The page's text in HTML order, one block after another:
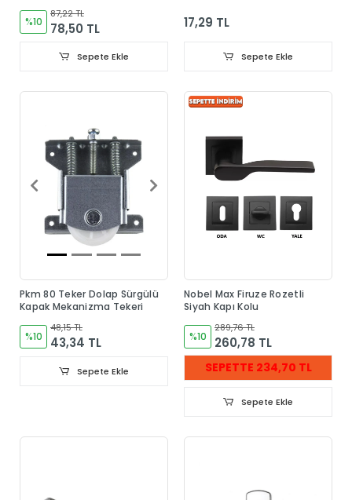
%10
87,22 TL
78,50 TL
Sepete Ekle
17,29 TL
Sepete Ekle
Pkm 80 Teker Dolap Sürgülü
Kapak Mekanizma Tekeri
%10
48,15 TL
43,34 TL
Sepete Ekle
Nobel Max Firuze Rozetli
Siyah Kapı Kolu
%10
289,76 TL
260,78 TL
SEPETTE 234,70 TL
Sepete Ekle